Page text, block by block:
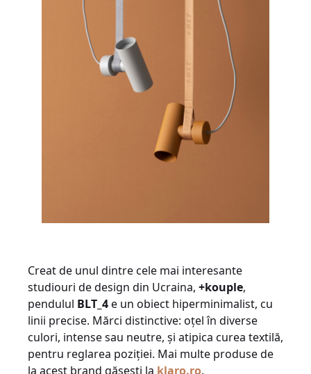
Creat de unul dintre cele mai interesante
studiouri de design din Ucraina, +kouple,
pendulul BLT_4e un obiect hiperminimalist, cu
linii precise. Mărci distinctive: oțel în diverse
culori, intense sau neutre, și atipica curea textilă,
pentru reglarea poziției. Mai multe produse de
la acest brand găsești la klaro.ro.